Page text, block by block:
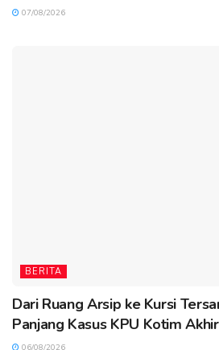
07/08/2026
BERITA
Dari Ruang Arsip ke Kursi
Panjang Kasus KPU Kotim
06/08/2026